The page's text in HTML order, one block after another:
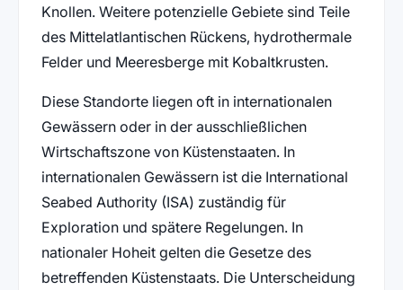
Knollen. Weitere potenzielle Gebiete sind Teile
des Mittelatlantischen Rückens, hydrothermale
Felder und Meeresberge mit Kobaltkrusten.
Diese Standorte liegen oft in internationalen
Gewässern oder in der ausschließlichen
Wirtschaftszone von Küstenstaaten. In
internationalen Gewässern ist die International
Seabed Authority (ISA) zuständig für
Exploration und spätere Regelungen. In
nationaler Hoheit gelten die Gesetze des
betreffenden Küstenstaats. Die Unterscheidung